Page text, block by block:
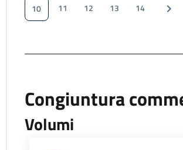
10
11 12 13 14
Congiuntura
Volumi